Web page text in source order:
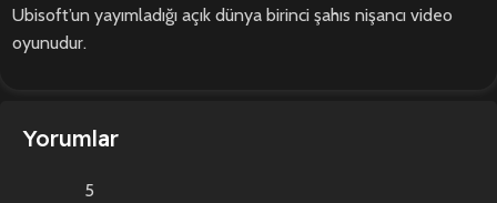
Ubisoft’un yayımladığı açık dünya birinci şahıs nişancı video
oyunudur.
Yorumlar
5